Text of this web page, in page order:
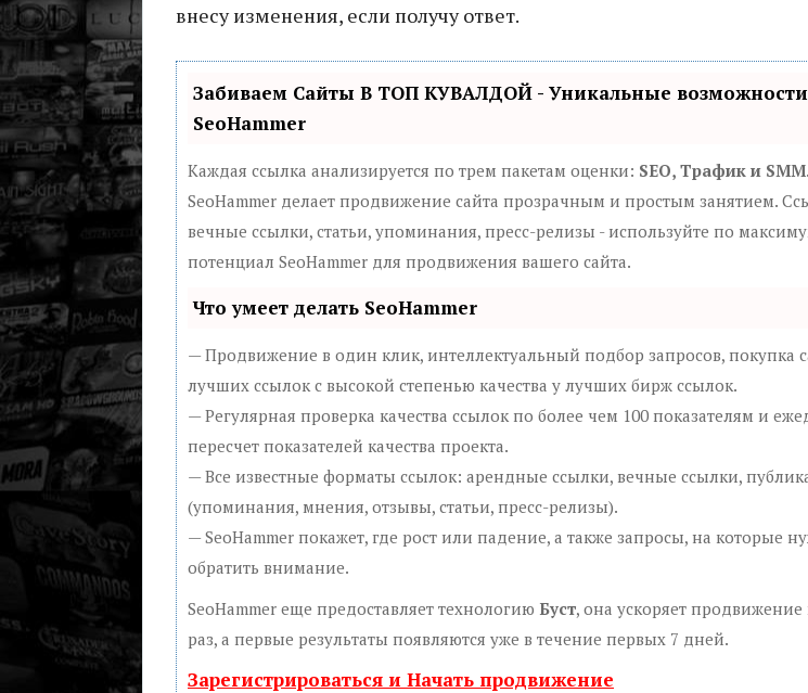
внесу изменения, если получу ответ.
Забиваем Сайты В ТОП КУВАЛДОЙ - Уникальные
SeoHammer
Каждая ссылка анализируется по трем пакетам оценки: SEO, Трафик и
SeoHammer делает продвижение сайта прозрачным и простым занятием.
вечные ссылки, статьи, упоминания, пресс-релизы - используйте по
потенциал SeoHammer для продвижения вашего сайта.
Что умеет делать SeoHammer
— Продвижение в один клик, интеллектуальный подбор запросов, покупка
лучших ссылок с высокой степенью качества у лучших бирж ссылок.
— Регулярная проверка качества ссылок по более чем 100 показателям и
пересчет показателей качества проекта.
— Все известные форматы ссылок: арендные ссылки, вечные ссылки,
(упоминания, мнения, отзывы, статьи, пресс-релизы).
— SeoHammer покажет, где рост или падение, а также запросы, на которые
обратить внимание.
SeoHammer еще предоставляет технологию Буст, она ускоряет продвижение
раз, а первые результаты появляются уже в течение первых 7 дней.
Зарегистрироваться и Начать продвижение